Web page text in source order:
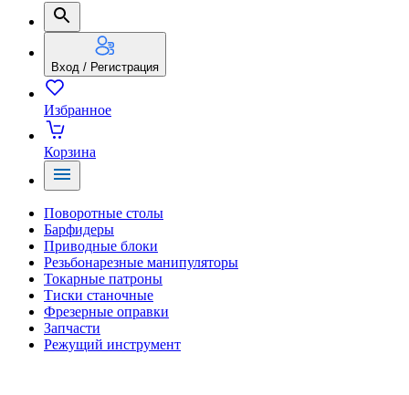
Вход / Регистрация
Избранное
Корзина
Поворотные столы
Барфидеры
Приводные блоки
Резьбонарезные манипуляторы
Токарные патроны
Тиски станочные
Фрезерные оправки
Запчасти
Режущий инструмент